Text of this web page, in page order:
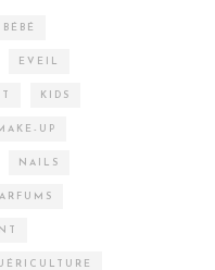
BÉBÉ
EVEIL
KIDS
UP
NAILS